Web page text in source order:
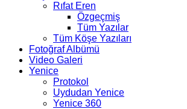
Rıfat Eren
Özgeçmiş
Tüm Yazılar
Tüm Köşe Yazıları
Fotoğraf Albümü
Video Galeri
Yenice
Protokol
Uydudan Yenice
Yenice 360